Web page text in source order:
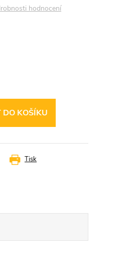
hodnocení
DO KOŠÍKU
Tisk